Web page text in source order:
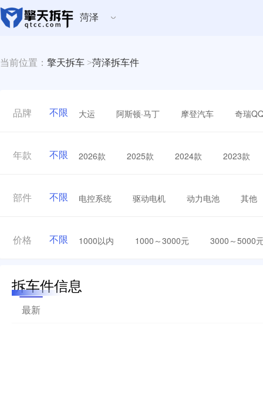
菏泽
当前位置： 擎天拆车 >菏泽拆车件
品牌 不限 大运 阿斯顿·马丁 摩登汽车 奇瑞
年款 不限 2026款 2025款 2024款 2023款
部件 不限 电控系统 驱动电机 动力电池 其他
价格 不限 1000以内 1000～3000元 3000～5000
拆车件信息
最新